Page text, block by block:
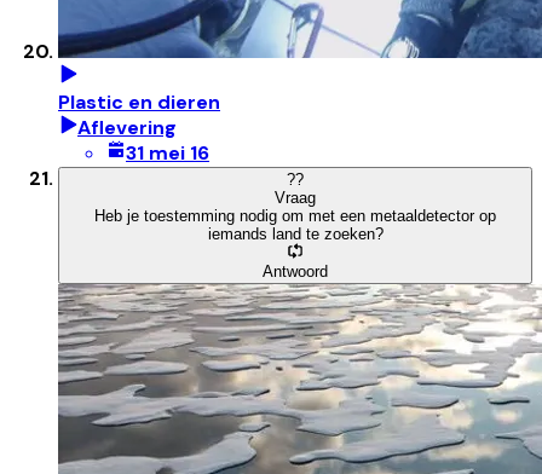
Plastic en dieren
Aflevering
31 mei 16
??
Vraag
Heb je toestemming nodig om met een metaaldetector op
iemands land te zoeken?
Antwoord